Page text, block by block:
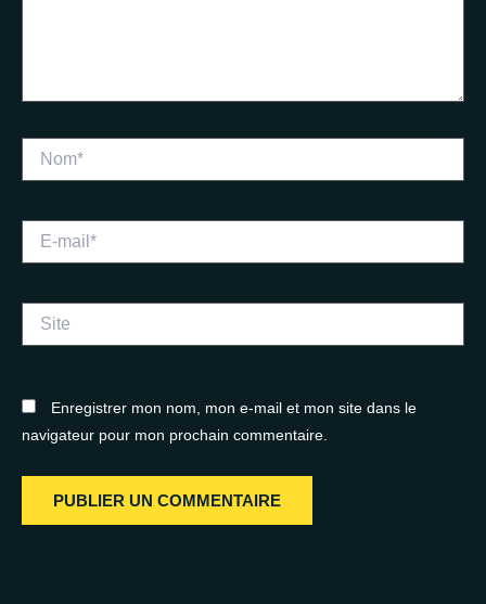
mail*
Site
Enregistrer mon nom, mon e-mail et mon site dans le
navigateur pour mon prochain commentaire.